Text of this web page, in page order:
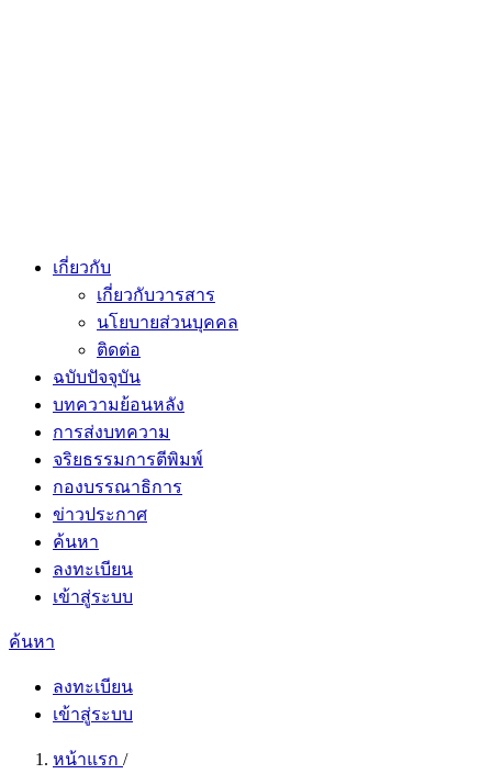
เกี่ยวกับ
เกี่ยวกับวารสาร
นโยบายส่วนบุคคล
ติดต่อ
ฉบับปัจจุบัน
บทความย้อนหลัง
การส่งบทความ
จริยธรรมการตีพิมพ์
กองบรรณาธิการ
ข่าวประกาศ
ค้นหา
ลงทะเบียน
เข้าสู่ระบบ
ค้นหา
ลงทะเบียน
เข้าสู่ระบบ
หน้าแรก /